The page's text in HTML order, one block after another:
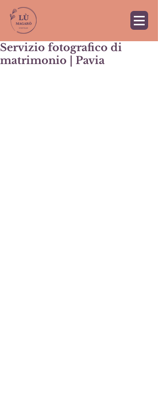
Servizio fotografico di
matrimonio | Pavia